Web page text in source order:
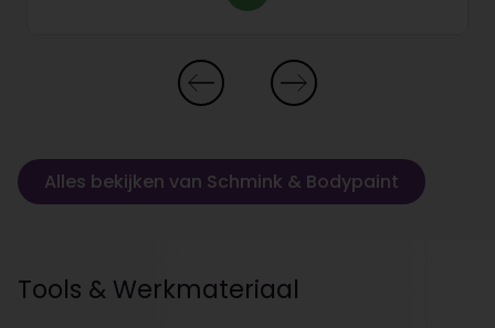
Alles bekijken van Schmink & Bodypaint
Tools & Werkmateriaal